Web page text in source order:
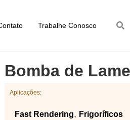
Trabalhe Conosco
Bomba de
Aplicações:
Fast Rendering, Frigoríficos